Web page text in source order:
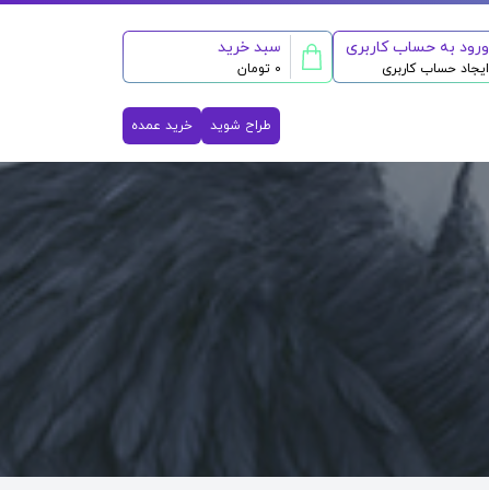
ورود به حساب کاربری
ایجاد حساب کاربری
سبد خرید
0 تومان
طراح شوید خرید عمده